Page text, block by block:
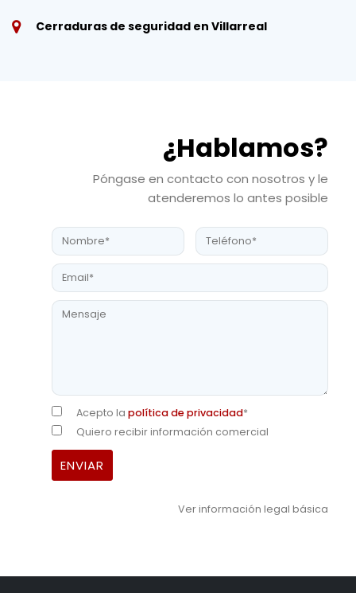
Cerraduras de seguridad en Villarreal
¿Hablamos?
Póngase en contacto con nosotros y le
atenderemos lo antes posible
Acepto la política de privacidad*
Quiero recibir información comercial
Ver información legal básica